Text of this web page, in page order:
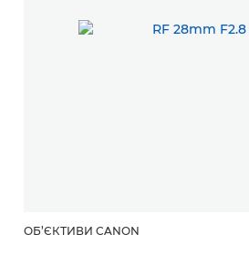
ОБ’ЄКТИВИ CANON